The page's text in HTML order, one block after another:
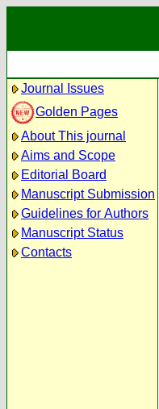
Journal Issues
Golden Pages
About This journal
Aims and Scope
Editorial Board
Manuscript Submission
Guidelines for Authors
Manuscript Status
Contacts